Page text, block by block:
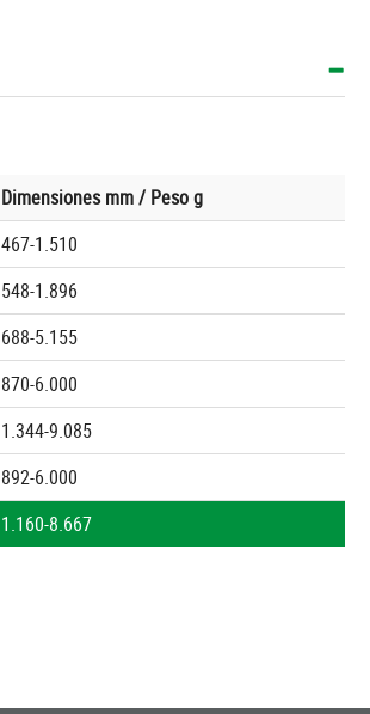
Dimensiones mm / Peso g
467-1.510
548-1.896
688-5.155
870-6.000
1.344-9.085
892-6.000
1.160-8.667